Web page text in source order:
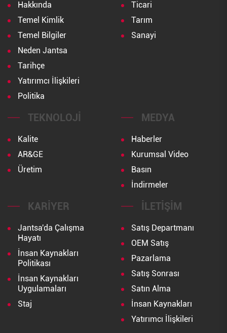
Hakkında
Temel Kimlik
Temel Bilgiler
Neden Jantsa
Tarihçe
Yatırımcı İlişkileri
Politika
Ticari
Tarım
Sanayi
TEKNOLOJI
Kalite
AR&GE
Üretim
MEDYA
Haberler
Kurumsal Video
Basın
İndirmeler
KARIYER
Jantsa'da Çalışma
Hayatı
İnsan Kaynakları
Politikası
İnsan Kaynakları
Uygulamaları
Staj
İLETIŞIM
Satış Departmanı
OEM Satış
Pazarlama
Satış Sonrası
Satın Alma
İnsan Kaynakları
Yatırımcı İlişkileri